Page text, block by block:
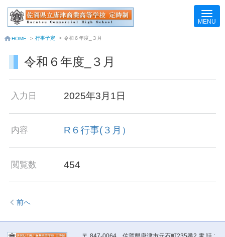
HOME > 行事予定 > 令和６年度_３月
令和６年度_３月
入力日 2025年3月1日
内容 R６行事(３月）
閲覧数 454
前へ